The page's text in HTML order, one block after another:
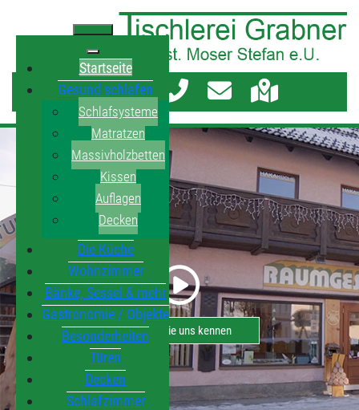
Startseite
Gesund schlafen
Schlafsysteme
Matratzen
Massivholzbetten
Kissen
Auflagen
Decken
Die Küche
Wohnzimmer
Bänke, Sessel & mehr
Gastronomie / Objekte
Besonderheiten
Türen
Decken
Schlafzimmer
Lernen Sie uns kennen